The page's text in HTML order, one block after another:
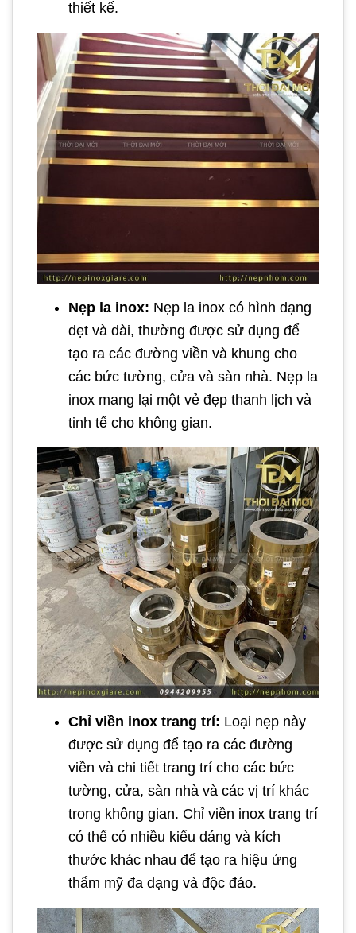
thiết kế.
Nẹp la inox: Nẹp la inox có hình dạng
dẹt và dài, thường được sử dụng để
tạo ra các đường viền và khung cho
các bức tường, cửa và sàn nhà. Nẹp la
inox mang lại một vẻ đẹp thanh lịch và
tinh tế cho không gian.
Chỉ viền inox trang trí: Loại nẹp này
được sử dụng để tạo ra các đường
viền và chi tiết trang trí cho các bức
tường, cửa, sàn nhà và các vị trí khác
trong không gian. Chỉ viền inox trang trí
có thể có nhiều kiểu dáng và kích
thước khác nhau để tạo ra hiệu ứng
thẩm mỹ đa dạng và độc đáo.